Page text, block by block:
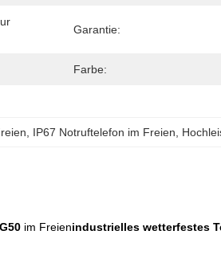
Garantie:
Farbe:
IP67 Notruftelefon im Freien
im Freienindustrielles wetterfestes